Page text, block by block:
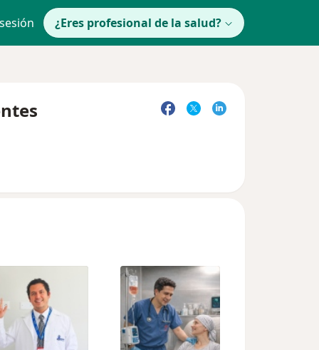
¿Eres profesional de la salud?